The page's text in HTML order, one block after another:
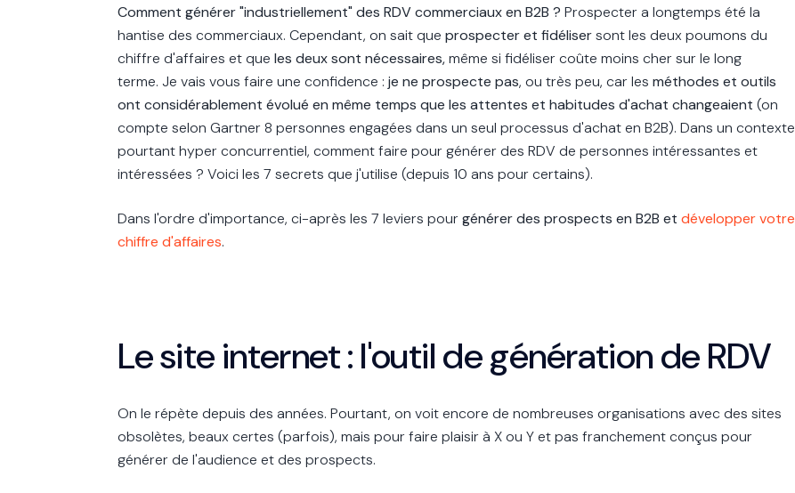
Comment générer "industriellement" des RDV commerciaux en B2B ? Prospecter a longtemps été la
hantise des commerciaux. Cependant, on sait que prospecter et fidélisersont les deux poumons du
chiffre d'affaires et que les deux sont nécessaires,même si fidéliser coûte moins cher sur le long
terme. Je vais vous faire une confidence : je ne prospecte pas, ou très peu, car les méthodes et outils
ont considérablement évolué en même temps que les attentes et habitudes d'achat changeaient (on
compte selon Gartner 8 personnes engagées dans un seul processus d'achat en B2B). Dans un contexte
pourtant hyper concurrentiel, comment faire pour générer des RDV de personnes intéressantes et
intéressées ? Voici les 7 secrets que j'utilise (depuis 10 ans pour certains).
Dans l'ordre d'importance, ci-après les 7 leviers pourgénérer des prospects en B2B et développer votre
chiffre d'affaires.
Le site internet : l'outil de génération de RDV
On le répète depuis des années. Pourtant, on voit encore de nombreuses organisations avec des sites
obsolètes, beaux certes (parfois), mais pour faire plaisir à X ou Y et pas franchement conçus pour
générer de l'audience et des prospects.